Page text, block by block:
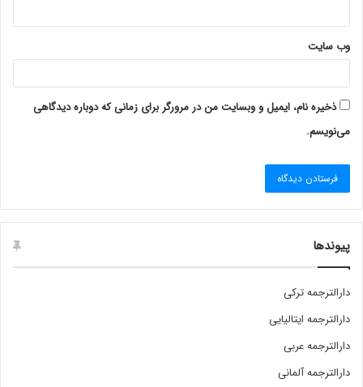
وب‌ سایت
ذخیره نام، ایمیل و وبسایت من در مرورگر برای زمانی که دوباره دیدگاهی
می‌نویسم.
پیوندها
دارالترجمه ترکی
دارالترجمه ایتالیایی
دارالترجمه عربی
دارالترجمه آلمانی